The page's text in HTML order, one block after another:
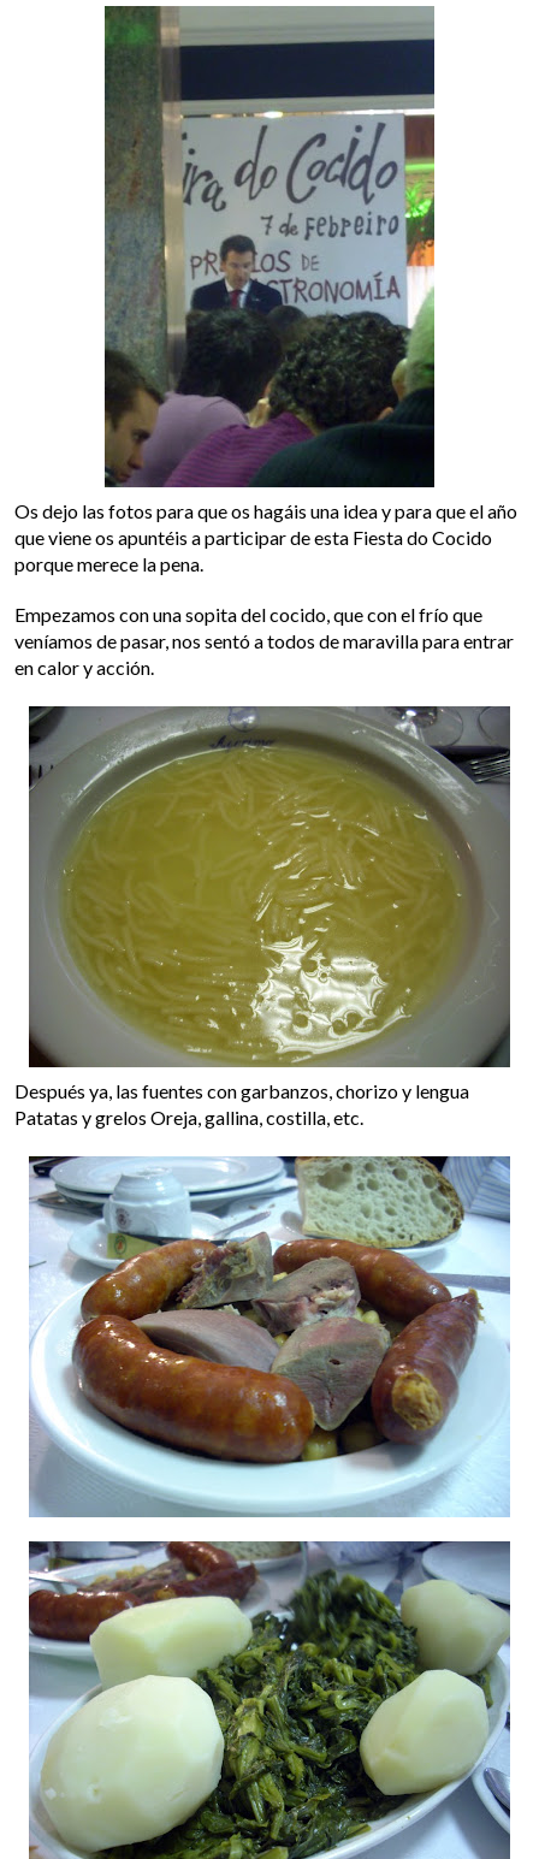
Os dejo las fotos para que os hagáis una idea y para que el año
que viene os apuntéis a participar de esta Fiesta do Cocido
porque merece la pena.
Empezamos con una sopita del cocido, que con el frío que
veníamos de pasar, nos sentó a todos de maravilla para entrar
en calor y acción.
Después ya, las fuentes con garbanzos, chorizo y lengua
Patatas y grelos Oreja, gallina, costilla, etc.